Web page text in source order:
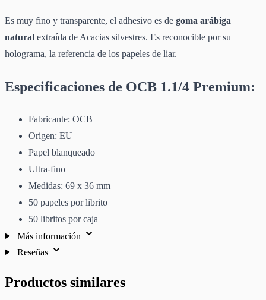
Es muy fino y transparente, el adhesivo es de goma arábiga
natural extraída de Acacias silvestres. Es reconocible por su
holograma, la referencia de los papeles de liar.
Especificaciones de OCB 1.1/4 Premium:
Fabricante: OCB
Origen: EU
Papel blanqueado
Ultra-fino
Medidas: 69 x 36 mm
50 papeles por librito
50 libritos por caja
Más información
Reseñas
Productos similares